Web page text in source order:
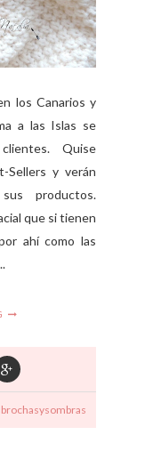
los Canarios y
a las Islas se
Quise
Sellers y verán
productos.
que si tienen
ahí como las